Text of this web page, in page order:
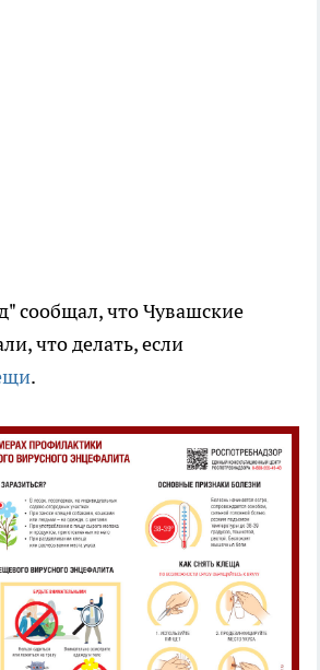
сообщал, что Чувашские
что делать, если
.